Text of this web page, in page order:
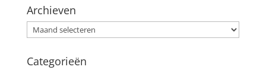
Archieven
Archieven
Categorieën